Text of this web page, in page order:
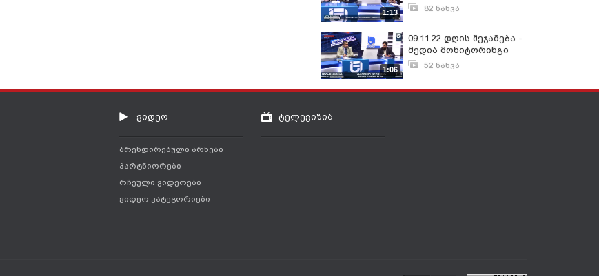
1:13 82 ნახვა
1:06
09.11.22 დღის შეჯამება -
მედია მონიტორინგი
52 ნახვა
ვიდეო
ბრენდირებული არხები
პარტნიორები
რჩეული ვიდეოები
ვიდეო კატეგორიები
ტელევიზია